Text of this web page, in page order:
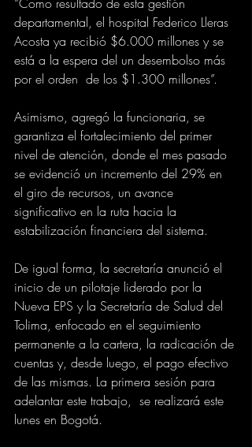
departamental, el hospital Federico Lleras
Acosta ya recibió $6.000 millones y se
está a la espera del un desembolso más
por el orden  de los $1.300 millones”.
Asimismo, agregó la funcionaria, se
garantiza el fortalecimiento del primer
nivel de atención, donde el mes pasado
se evidenció un incremento del 29% en
el giro de recursos, un avance
significativo en la ruta hacia la
estabilización financiera del sistema.
De igual forma, la secretaría anunció el
inicio de un pilotaje liderado por la
Nueva EPS y la Secretaría de Salud del
Tolima, enfocado en el seguimiento
permanente a la cartera, la radicación de
cuentas y, desde luego, el pago efectivo
de las mismas. La primera sesión para
adelantar este trabajo,  se realizará este
lunes en Bogotá.